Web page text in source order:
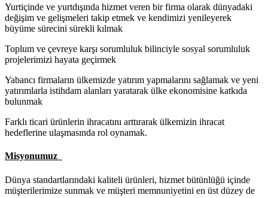
Yurtiçinde ve yurtdışında hizmet veren bir firma olarak dünyadaki
değişim ve gelişmeleri takip etmek ve kendimizi yenileyerek
büyüme sürecini sürekli kılmak
Toplum ve çevreye karşı sorumluluk bilinciyle sosyal sorumluluk
projelerimizi hayata geçirmek
Yabancı firmaların ülkemizde yatırım yapmalarını sağlamak ve yeni
yatırımlarla istihdam alanları yaratarak ülke ekonomisine katkıda
bulunmak
Farklı ticari ürünlerin ihracatını arttırarak ülkemizin ihracat
hedeflerine ulaşmasında rol oynamak.
Misyonumuz
Dünya standartlarındaki kaliteli ürünleri, hizmet bütünlüğü içinde
müşterilerimize sunmak ve müşteri memnuniyetini en üst düzey de